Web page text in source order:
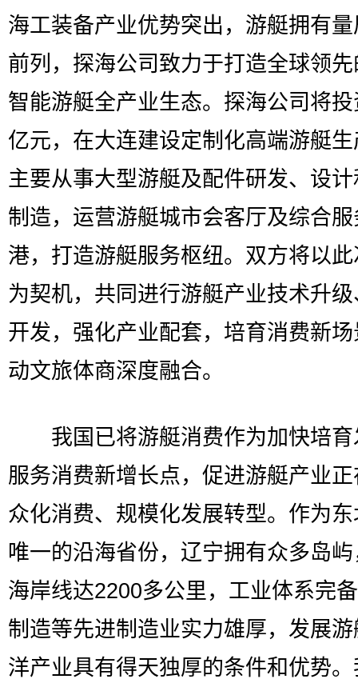
海工装备产业优势突出，游艇拥有
前列，探海公司致力于打造全球领
智能游艇全产业生态。探海公司将
亿元，在大连建设定制化高端游艇
主要从事大型游艇及配件研发、设
制造，运营游艇城市会客厅及综合
港，打造游艇服务枢纽。双方将以
为契机，共同进行游艇产业技术升
开发，强化产业配套，培育消费新
动文旅体商深度融合。
我国已将游艇消费作为加快培育
服务消费新增长点，促进游艇产业
众化消费、规模化发展转型。作为
唯一的沿海省份，辽宁拥有众多岛
海岸线达2200多公里，工业体系完
制造等先进制造业实力雄厚，发展
洋产业具有得天独厚的条件和优势